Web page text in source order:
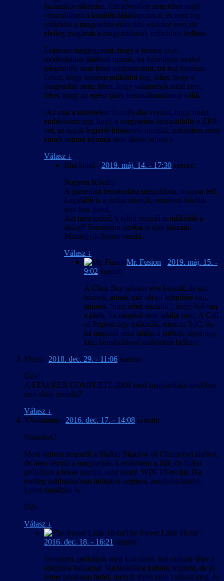
ha/amikor rákérdez. Ezt követően nem lehet majd
visszaállítani a korábbi fájlállapotokat, és nem fog
működni a magyarítás eltávolító eszköze sem, de
elvileg magának a magyarításnak működnie kellene.
Érdemes megjegyezni, hogy a fentiek csak
módosítatlan játéknál igazak, ha bármilyen modot
telepítettél, nem lehet megmondani, mi fog történni.
Lehet, hogy minden működni fog, lehet, hogy a
magyarítás nem, lehet, hogy valamelyik mod nem,
lehet, hogy az egész játék használhatatlanná válik.
(Az már a történelem homályába veszett, hogy miért
emlékszem úgy, hogy a magyarítás kompatibilis a ZRP-
vel, az egyik legjobb hibajavító moddal, miközben most
ennek semmi nyomát nem látom sajnos.)
Válasz ↓
Blackbird - 2019. máj. 14. - 17:30 szerint:
Nagyon Köszi:)
A gamedata bemásolása megoldotta, magyar lett.
Legalább is a próba sikerült, remélem később
sem lesz gond.
Azt nem tudod, a többi résznél is működik a
dolog? Szeretném azokat is újra játszani.
Mindegyik Steam verzió.
Válasz ↓
Mr. Fusion - 2019. máj. 15. -
9:02 szerint:
A Clear Sky néhány éve készült, és azt
hiszem, annak már olyan telepítője van,
aminek “meg lehet mutatni”, hogy hol van
a játék, ha magától nem találja meg. A Call
of Pripyat úgy működik, mint az SoC, és
ha magától nem találja a játékot, ugyanigy
kézi bemásolással működnie kellene.
Mezo - 2018. dec. 29. - 11:06 szerint:
Üdv!
A STALKER COMPLETE 2009 mod magyarítása továbbra
sem aktív projekt?
Válasz ↓
VAskatona - 2016. dec. 17. - 14:08 szerint:
Sziasztok!
Most vettem steamről a Stalker Shadow of Chernobyl játékot,
de nem sikerül a magyarítás. Letöltöttem a fájlt, de hiába
próbálom a leírás szerint, nem megy. WIN 10-en fut. Ha
esetleg szájbarágósan tudnátok segíteni, megköszönném.
Lehet emailban is.
Üdv
Válasz ↓
The Sweet Little 16-bit -
2016. dec. 18. - 16:21 szerint:
Javaslom, próbáljuk meg kideríteni, hol csúszik félre a
telepítési folyamat. Valószínűleg tudunk segíteni, de jó
lenne pontosan tudni, melyik lépés nem valósul meg, és